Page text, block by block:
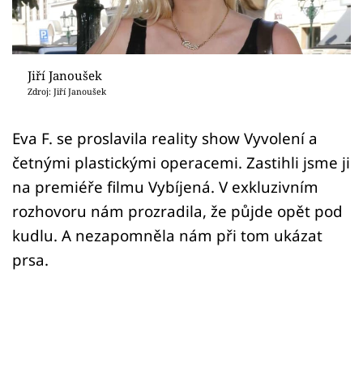
Sledujte prima+
Přihlášení
Sledujte nás
Jiří Janoušek
Zdroj: Jiří Janoušek
Eva F. se proslavila reality show Vyvolení a
četnými plastickými operacemi. Zastihli jsme ji
na premiéře filmu Vybíjená. V exkluzivním
rozhovoru nám prozradila, že půjde opět pod
kudlu. A nezapomněla nám při tom ukázat
prsa.